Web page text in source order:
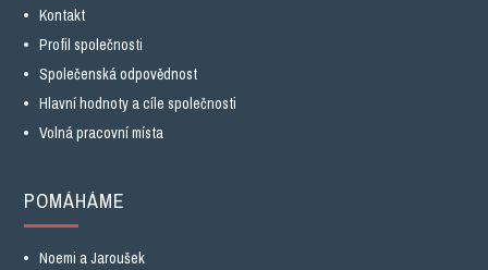
Kontakt
Profil společnosti
Společenská odpovědnost
Hlavní hodnoty a cíle společnosti
Volná pracovní místa
POMÁHÁME
Noemi a Jaroušek